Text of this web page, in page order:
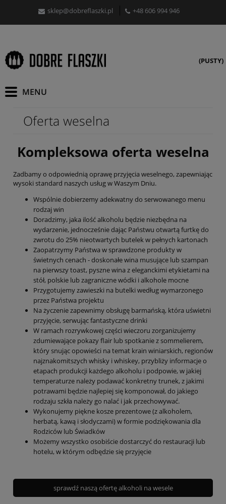
sklep@dobreflaszki.pl +48 606 994 946
(PUSTY)
Oferta weselna
Kompleksowa oferta weselna
Zadbamy o odpowiednią oprawę przyjęcia weselnego, zapewniając
wysoki standard naszych usług w Waszym Dniu.
Wspólnie dobierzemy adekwatny do serwowanego menu
rodzaj win
Doradzimy, jaka ilość alkoholu będzie niezbędna na
wydarzenie, jednocześnie dając Państwu otwartą furtkę do
zwrotu do 25% nieotwartych butelek w pełnych kartonach
Zaopatrzymy Państwa w sprawdzone produkty w
świetnych cenach - doskonałe wina musujące lub szampan
na pierwszy toast, pyszne wina z eleganckimi etykietami na
stół, polskie lub zagraniczne wódki i alkohole mocne
Przygotujemy zawieszki na butelki według wymarzonego
przez Państwa projektu
Na życzenie zapewnimy obsługę barmańską, która uświetni
przyjęcie, serwując fantastyczne drinki
W ramach rozrywkowej części wieczoru zorganizujemy
zdumiewające pokazy flair lub spotkanie z sommelierem,
który snując opowieści na temat krain winiarskich, regionów
najznakomitszych whisky i whiskey, przybliży informacje o
etapach produkcji każdego alkoholu i podpowie, w jakiej
temperaturze należy podawać konkretny trunek, z jakimi
potrawami będzie najlepiej się komponował, do jakiego
rodzaju szkła należy go nalać i jak przechowywać.
Wykonujemy piękne kosze prezentowe (z alkoholem,
herbatą, kawą i słodyczami) w formie podziękowania dla
Rodziców lub Świadków
Możemy wszystko osobiście dostarczyć do restauracji lub
hotelu, w którym odbędzie się przyjęcie
sprawdź naszą ofertę alkoholi na wesele